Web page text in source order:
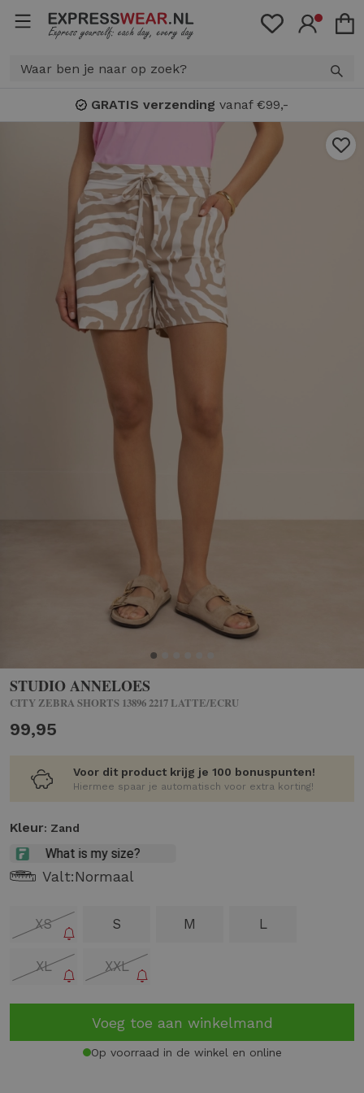
GRATIS verzending vanaf €99,-
STUDIO ANNELOES
CITY ZEBRA SHORTS 13896 2217 LATTE/ECRU
99,95
Voor dit product krijg je 100 bonuspunten!
Hiermee spaar je automatisch voor extra korting!
Kleur: Zand
Valt:Normaal
XS S M L
XL XXL
Voeg toe aan winkelmand
Op voorraad in de winkel en online